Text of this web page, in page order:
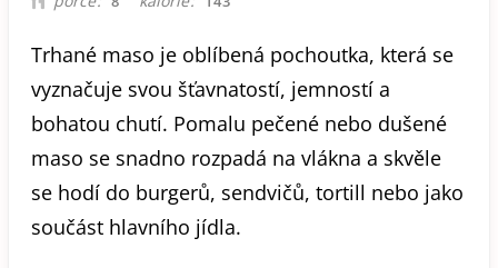
Trhané maso je oblíbená pochoutka, která se
vyznačuje svou šťavnatostí, jemností a
bohatou chutí. Pomalu pečené nebo dušené
maso se snadno rozpadá na vlákna a skvěle
se hodí do burgerů, sendvičů, tortill nebo jako
součást hlavního jídla.